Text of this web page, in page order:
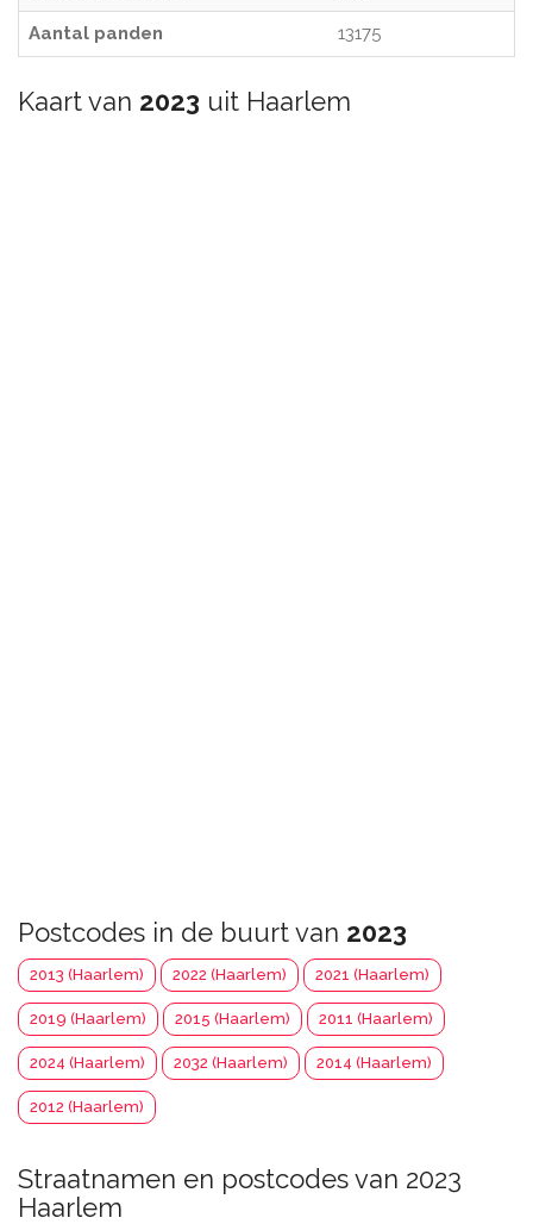
Aantal panden 13175
Kaart van 2023 uit Haarlem
Postcodes in de buurt van 2023
2013 (Haarlem) 2022 (Haarlem) 2021 (Haarlem)
2019 (Haarlem) 2015 (Haarlem) 2011 (Haarlem)
2024 (Haarlem) 2032 (Haarlem) 2014 (Haarlem)
2012 (Haarlem)
Straatnamen en postcodes van 2023
Haarlem